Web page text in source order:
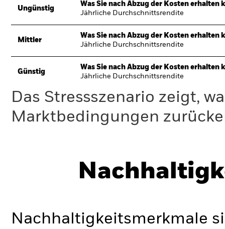
Ungünstig
Was Sie nach Abzug der Kosten erhalten
Jährliche Durchschnittsrendite
Mittler
Was Sie nach Abzug der Kosten erhalten
Jährliche Durchschnittsrendite
Günstig
Was Sie nach Abzug der Kosten erhalten
Jährliche Durchschnittsrendite
Das Stressszenario zeigt,
Marktbedingungen
Nachhaltigkeitsmerkmale